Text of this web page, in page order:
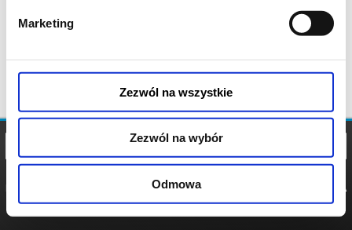
Marketing
Zezwól na wszystkie
Zezwól na wybór
Odmowa
POLITYKA
POLITYKA